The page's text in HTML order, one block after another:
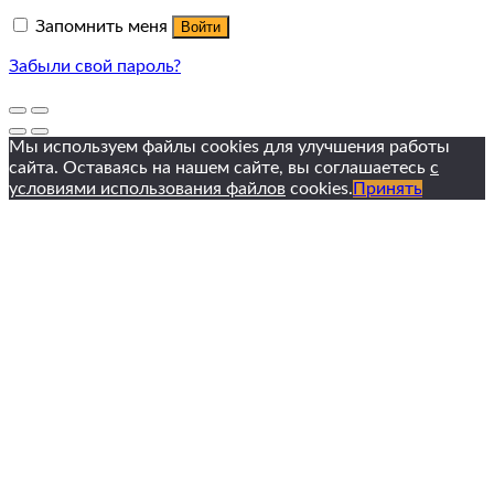
Запомнить меня Войти
Забыли свой пароль?
Мы используем файлы cookies для улучшения работы
сайта. Оставаясь на нашем сайте, вы соглашаетесь с
условиями использования файлов cookies. Принять